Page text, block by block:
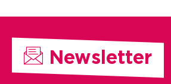
Newsletter